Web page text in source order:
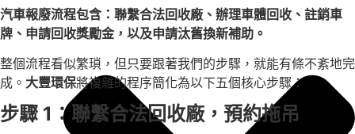
汽車報廢流程包含：聯繫合法回收廠、辦理車體回收、註銷車
牌、申請回收獎勵金，以及申請汰舊換新補助。
整個流程看似繁瑣，但只要跟著我們的步驟，就能有條不紊地完
成。 大豐環保將複雜的程序簡化為以下五個核心步驟：
步驟 1：聯繫合法回收廠，預約拖吊